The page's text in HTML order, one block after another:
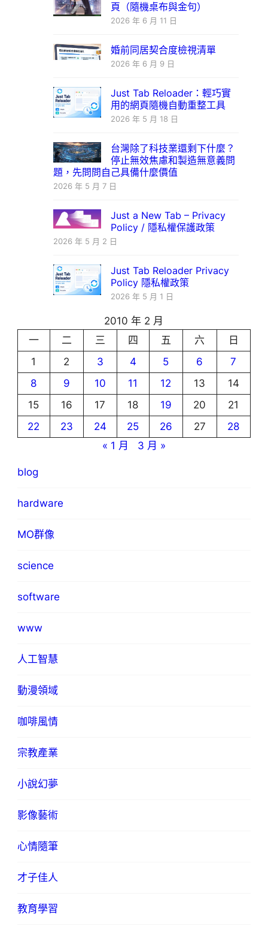
頁（隨機桌布與金句）
2026 年 6 月 11 日
婚前同居契合度檢視清單
2026 年 6 月 9 日
Just Tab Reloader：輕巧實
用的網頁隨機自動重整工具
2026 年 5 月 18 日
台灣除了科技業還剩下什麼？
停止無效焦慮和製造無意義問
題，先問問自己具備什麼價值
2026 年 5 月 7 日
Just a New Tab – Privacy
Policy / 隱私權保護政策
2026 年 5 月 2 日
Just Tab Reloader Privacy
Policy 隱私權政策
2026 年 5 月 1 日
2010 年 2 月
一
二 三 四 五 六
日
1
2 3 4 5 6
7
8
9 10 11 12 13
14
15
16 17 18 19 20
21
22
23 24 25 26 27
28
« 1 月
3 月 »
blog
hardware
MO群像
science
software
www
人工智慧
動漫領域
咖啡風情
宗教產業
小說幻夢
影像藝術
心情隨筆
才子佳人
教育學習